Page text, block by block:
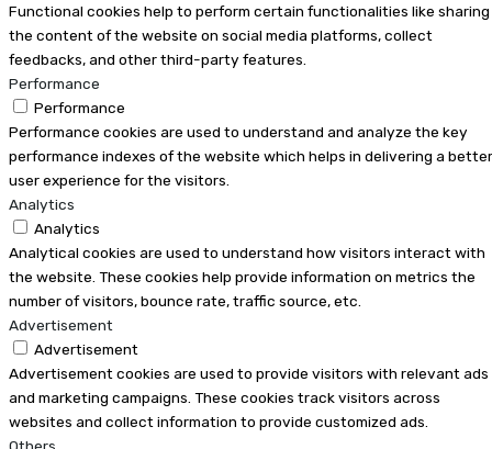
Functional cookies help to perform certain functionalities like sharing
the content of the website on social media platforms, collect
feedbacks, and other third-party features.
Performance
Performance
Performance cookies are used to understand and analyze the key
performance indexes of the website which helps in delivering a better
user experience for the visitors.
Analytics
Analytics
Analytical cookies are used to understand how visitors interact with
the website. These cookies help provide information on metrics the
number of visitors, bounce rate, traffic source, etc.
Advertisement
Advertisement
Advertisement cookies are used to provide visitors with relevant ads
and marketing campaigns. These cookies track visitors across
websites and collect information to provide customized ads.